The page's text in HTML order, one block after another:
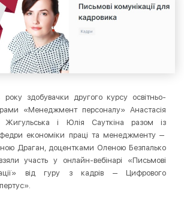
здобувачки другого курсу освітньо-
«Менеджмент персоналу» Анастасія
Жигульська і Юлія Сауткіна разом із
економіки праці та менеджменту ‒
Драган, доцентками Оленою Безпалько
участь у онлайн-вебінарі «Письмові
від гуру з кадрів ‒ Цифрового